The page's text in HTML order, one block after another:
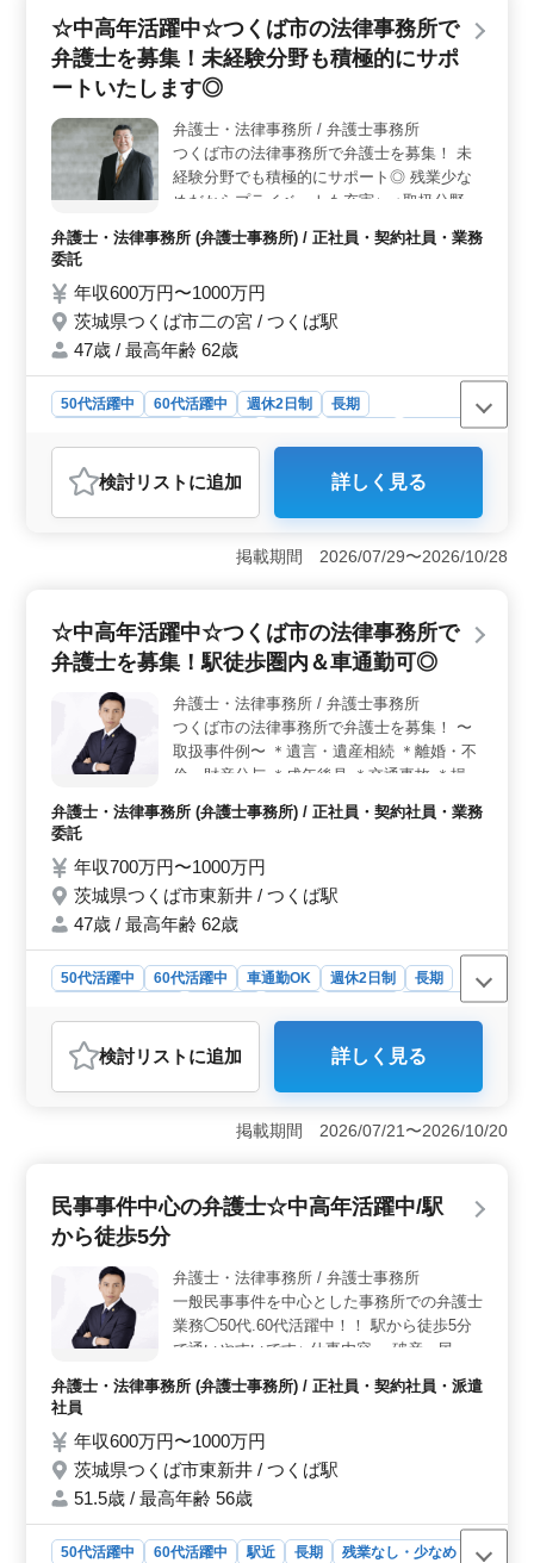
ら徒歩5分の立地にあり、車通勤も可能です。無料駐車場
が完備されているため、通勤が非常に便利です。通勤手
当も実費支給されるため、交通費の心配もありませ
ん。 ＜経験者優遇＞ 経験者が優遇される求人で
す。企業法務中心の業務内容は、労務問題やM&amp;A案
件、事業再生など多岐にわたります。未経験分野の挑戦
も歓迎で、サポート体制も整っています。
☆中高年活躍中☆つくば市の法律事務所で
弁護士を募集！未経験分野も積極的にサポ
ートいたします◎
弁護士・法律事務所 / 弁護士事務所
つくば市の法律事務所で弁護士を募集！ 未
経験分野でも積極的にサポート◎ 残業少な
めだからプライベートも充実♪ ＜取扱分野＞
◯労働問題 給与支払い請求、残業代請求 ◯
相続・遺言 ◯交通事故 ◯債務整理 任意整
扱っています！ これまでの経験を活かして
頂ける方、ご応募お待ちしております！
弁護士・法律事務所 (弁護士事務所) / 正社員・契約社員・業務
委託
年収600万円〜1000万円
茨城県つくば市二の宮 / つくば駅
47歳 / 最高年齢 62歳
50代活躍中 60代活躍中 週休2日制
長期
業務委託
おすすめポイント
＜経験活用＞ つくば市の法律事務所で弁護士を募集し
ています。これまでの経験を活かして労働問題、相続・
遺言、交通事故、債務整理など幅広い分野に取り組むこ
られます。社会保険完備や弁護士費用の事務所負担可能
など、充実した福利厚生・サポートが整っており、安心
少なく、週休2日制でプライベートの時間も確保しやすい
です。休日も第一・第四土曜日、日曜日、祝日のほか、
休暇制度も充実しています。プライベートとの両立が可
能な職場環境です。
検討リスト に追加 詳しく見る
掲載期間 2026/07/29〜2026/10/28
☆中高年活躍中☆つくば市の法律事務所で
弁護士を募集！駅徒歩圏内＆車通勤可◎
弁護士・法律事務所 / 弁護士事務所
つくば市の法律事務所で弁護士を募集！ 〜
取扱事件例〜 ＊遺言・遺産相続 ＊離婚・不
倫・財産分与 ＊成年後見 ＊交通事故 ＊損害
賠償請求 等 〜特徴〜 ◯マイカー通勤可 ◯
駅徒歩圏内 ◯残業少なめ 未経験分野の案件
しております！
弁護士・法律事務所 (弁護士事務所) / 正社員・契約社員・業務
委託
年収700万円〜1000万円
茨城県つくば市東新井 / つくば駅
47歳 / 最高年齢 62歳
50代活躍中 60代活躍中 車通勤OK 週休2日制
長期
業務委託
おすすめポイント
＜給与と福利厚生の魅力＞ 年収700万円〜1000万円と
いう高水準の給与が魅力です。また、社会保険完備や個
人受任可能、弁護士費用事務所負担といった福利厚生が
日祝日が休みとなるため、プライベートの時間もしっか
り確保できます。さらに、勤務時間は応相談で、残業も
しているため、通勤も非常に便利です。 ＜キャリア
サポートと成長機会＞ 幅広い案件を取り扱っており、
未経験分野でも積極的にサポートしてくれるため、スキ
ルアップに最適です。特に、中高年が活躍中の職場環境
検討リスト に追加 詳しく見る
掲載期間 2026/07/21〜2026/10/20
民事事件中心の弁護士☆中高年活躍中/駅
から徒歩5分
弁護士・法律事務所 / 弁護士事務所
一般民事事件を中心とした事務所での弁護士
業務◯50代.60代活躍中！！ 駅から徒歩5分
で通いやすいです♪ 仕事内容 ・破産、民事
再生、任意整理 ・交通事故 ・賃貸、連帯保
証 ・未払い残業代請求 ・不動産問題 ・売買
者事件 ・過払い金問題 ・マンション法に関
する紛争 ・高齢者・障害者の虐待 ・高齢
者・障害者の財産管理 等 今までの経験を活
ちしております☆
弁護士・法律事務所 (弁護士事務所) / 正社員・契約社員・派遣
社員
年収600万円〜1000万円
茨城県つくば市東新井 / つくば駅
51.5歳 / 最高年齢 56歳
50代活躍中 60代活躍中 駅近 長期
残業なし・少なめ